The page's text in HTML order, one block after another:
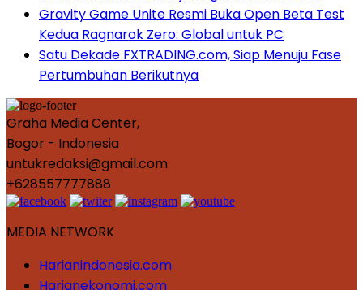
Gravity Game Unite Resmi Buka Open Beta Test
Kedua Ragnarok Zero: Global untuk PC
Satu Dekade FXTRADING.com, Siap Menuju Fase
Pertumbuhan Berikutnya
Graha Media Center,
Bogor - Indonesia
untukredaksi@gmail.com
+628557777888
MEDIA NETWORK
Harianindonesia.com
Harianekonomi.com